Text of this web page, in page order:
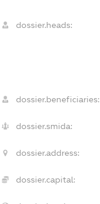
dossier.heads:
dossier.beneficiaries:
dossier.smida:
dossier.address:
dossier.capital: